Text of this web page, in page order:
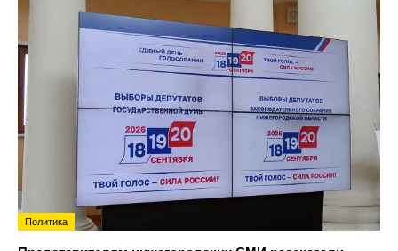
Политика